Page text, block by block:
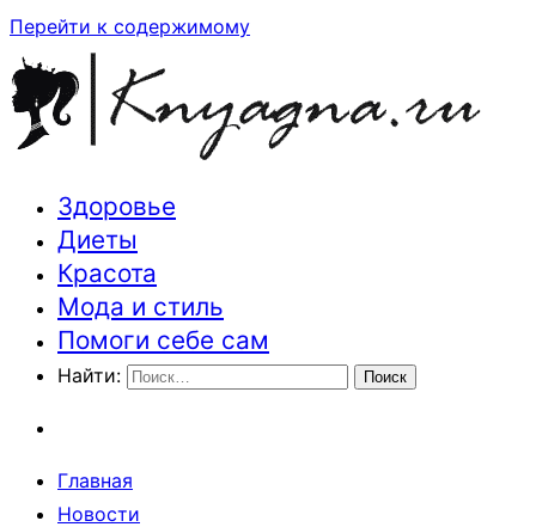
Перейти к содержимому
Траектория здоровья и красоты
Здоровье
Диеты
Красота
Мода и стиль
Помоги себе сам
Найти:
Главная
Новости